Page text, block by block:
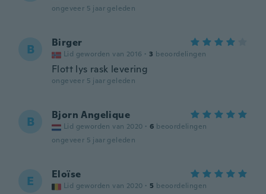
ongeveer 5 jaar geleden
B Birger
Lid geworden van 2016 · 3 beoordelingen
Flott lys rask levering
ongeveer 5 jaar geleden
B Bjorn Angelique
Lid geworden van 2020 · 6 beoordelingen
ongeveer 5 jaar geleden
E Eloïse
Lid geworden van 2020 · 5 beoordelingen